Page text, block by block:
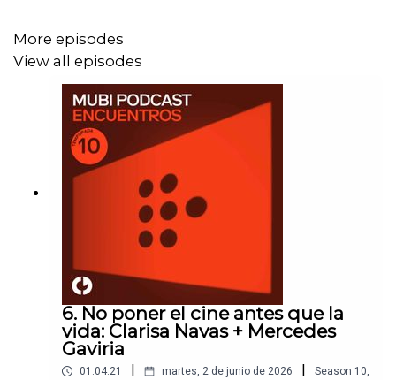
Por otro lado, Diego Céspedes es un director y guionista
de Chile. Sus primeros cortometrajesEl verano del león
eléctricoyLas criaturas se derriten bajo el sol
estrenaron en el Festival de Cannes, y lo consolidaron
rápidamente como una de las voces más prometedoras
del cine de su país. A través de narraciones realistas
que integran elementos fantásticos y donde predominan
los puntos de vista de personajes infantiles para abordar
temas complejos, como la transfobia y la epidemia del
sida, Céspedes ha creado un estilo propio y
comprometido políticamente. En 2025, su ópera prima,
La misteriosa mirada del flamenco, obtuvo el Premio
Una cierta mirada del Festival de Cannes, el Premio
Sebastiane Latino del Festival de San Sebastián y una
More episodes
View all episodes
6. No poner el cine antes que la
vida: Clarisa Navas + Mercedes
Gaviria
01:04:21 | martes, 2 de junio de 2026 | Season 10,